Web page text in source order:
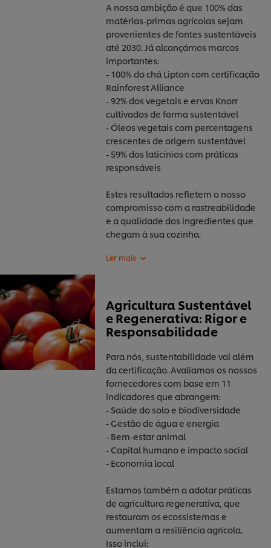
A nossa ambição é que 100% das
matérias-primas agrícolas sejam
provenientes de fontes sustentáveis
até 2030. Já alcançámos marcos
importantes:
- 100% do chá Lipton com certificação
Rainforest Alliance
- 92% dos vegetais e ervas Knorr
cultivados de forma sustentável
- Óleos vegetais com percentagens
crescentes de origem sustentável
- 59% dos laticínios com práticas
responsáveis
Estes resultados refletem o nosso
compromisso com a rastreabilidade
e a qualidade dos ingredientes que
chegam à sua cozinha.
Agricultura Sustentável
e Regenerativa: Rigor e
Responsabilidade
Para nós, sustentabilidade vai além
da certificação. Avaliamos os nossos
fornecedores com base em 11
indicadores que abrangem:
- Saúde do solo e biodiversidade
- Gestão de água e energia
- Bem-estar animal
- Capital humano e impacto social
- Economia local
Estamos também a adotar práticas
de agricultura regenerativa, que
restauram os ecossistemas e
aumentam a resiliência agrícola.
Isso inclui: